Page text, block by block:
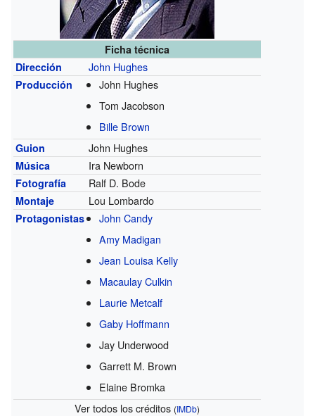
Ficha técnica
Dirección
John Hughes
Producción
John Hughes
Tom Jacobson
Bille Brown
Guion John Hughes
Música Ira Newborn
Fotografía Ralf D. Bode
Montaje Lou Lombardo
Protagonistas
John Candy
Amy Madigan
Jean Louisa Kelly
Macaulay Culkin
Laurie Metcalf
Gaby Hoffmann
Jay Underwood
Garrett M. Brown
Elaine Bromka
Ver todos los créditos (IMDb)